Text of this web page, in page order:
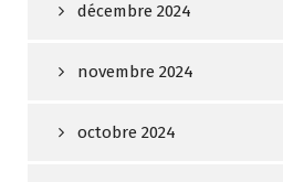
décembre 2024
novembre 2024
octobre 2024